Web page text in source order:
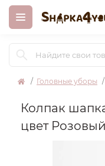
Головные уборы
Колпак
цвет